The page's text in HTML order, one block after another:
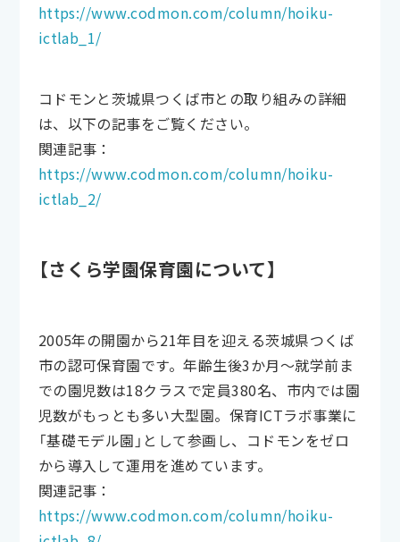
https://www.codmon.com/column/hoiku-
ictlab_1/
コドモンと茨城県つくば市との取り組みの詳細
は、以下の記事をご覧ください。
関連記事：
https://www.codmon.com/column/hoiku-
ictlab_2/
【さくら学園保育園について】
2005年の開園から21年目を迎える茨城県つくば
市の認可保育園です。年齢生後3か月～就学前ま
での園児数は18クラスで定員380名、市内では園
児数がもっとも多い大型園。保育ICTラボ事業に
「基礎モデル園」として参画し、コドモンをゼロ
から導入して運用を進めています。
関連記事：
https://www.codmon.com/column/hoiku-